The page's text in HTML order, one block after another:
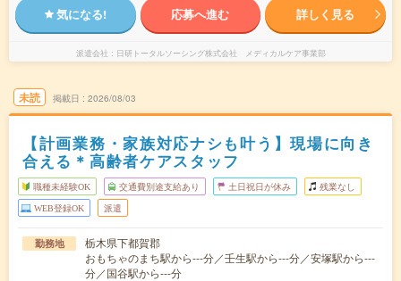
気になる! 応募へ進む 詳しく見る
派遣会社 日研トータルソーシング株式会社 メディカルケア事業部
未読 掲載日 2026/08/03
【計画業務・家族対応ナシも叶う】現場に向き
合える＊高齢者ケアスタッフ
職種未経験OK 交通費別途支給あり 土日祝日が休み 残業なし
WEB登録OK 派遣
勤務地
栃木県下都賀郡
おもちゃのまち駅から---分／壬生駅から---分／安塚駅から---
分／国谷駅から---分